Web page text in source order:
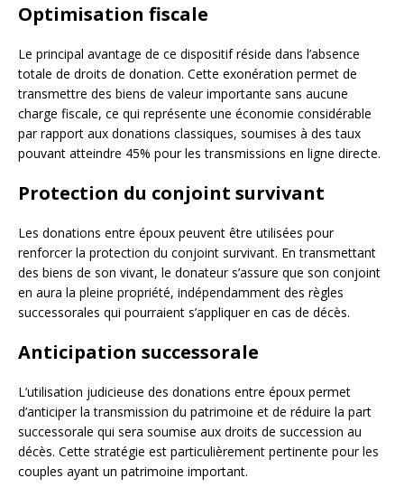
Optimisation fiscale
Le principal avantage de ce dispositif réside dans l’absence
totale de droits de donation. Cette exonération permet de
transmettre des biens de valeur importante sans aucune
charge fiscale, ce qui représente une économie considérable
par rapport aux donations classiques, soumises à des taux
pouvant atteindre 45% pour les transmissions en ligne directe.
Protection du conjoint survivant
Les donations entre époux peuvent être utilisées pour
renforcer la protection du conjoint survivant. En transmettant
des biens de son vivant, le donateur s’assure que son conjoint
en aura la pleine propriété, indépendamment des règles
successorales qui pourraient s’appliquer en cas de décès.
Anticipation successorale
L’utilisation judicieuse des donations entre époux permet
d’anticiper la transmission du patrimoine et de réduire la part
successorale qui sera soumise aux droits de succession au
décès. Cette stratégie est particulièrement pertinente pour les
couples ayant un patrimoine important.